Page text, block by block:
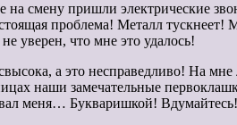
смену пришли электрические
проблема! Металл тускнеет!
уверен, что мне это удалось!
а это несправедливо! На
наши замечательные
меня… Букваришкой!